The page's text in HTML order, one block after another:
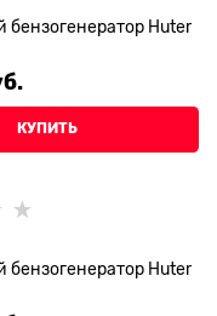
бензогенератор Huter
КУПИТЬ
бензогенератор Huter